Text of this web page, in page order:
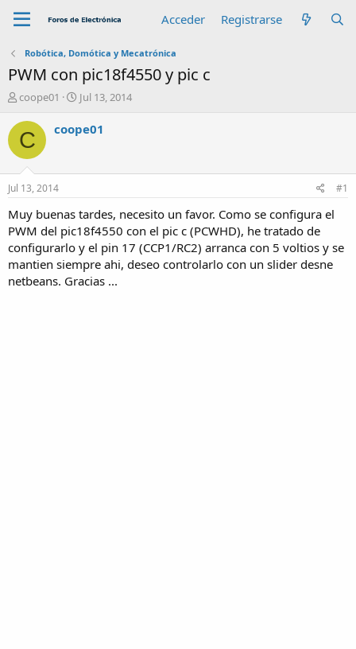
Acceder Registrarse
Robótica, Domótica y Mecatrónica
PWM con pic18f4550 y pic c
A
t
o
r
coope01
F
c
n
i
c
i
o
Jul 13, 2014
C coope01
Jul 13, 2014 #1
Muy buenas tardes, necesito un favor. Como se configura el
PWM del pic18f4550 con el pic c (PCWHD), he tratado de
configurarlo y el pin 17 (CCP1/RC2) arranca con 5 voltios y se
mantien siempre ahi, deseo controlarlo con un slider desne
netbeans. Gracias ...